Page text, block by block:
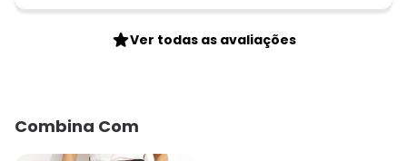
Ver todas as avaliações
Combina Com